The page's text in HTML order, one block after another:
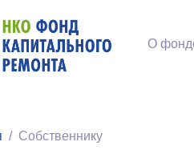
О
Собственнику